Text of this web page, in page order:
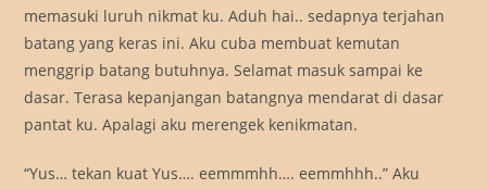
memasuki luruh nikmat ku. Aduh hai.. sedapnya terjahan
batang yang keras ini. Aku cuba membuat kemutan
menggrip batang butuhnya. Selamat masuk sampai ke
dasar. Terasa kepanjangan batangnya mendarat di dasar
pantat ku. Apalagi aku merengek kenikmatan.
“Yus… tekan kuat Yus…. eemmmhh…. eemmhhh..” Aku